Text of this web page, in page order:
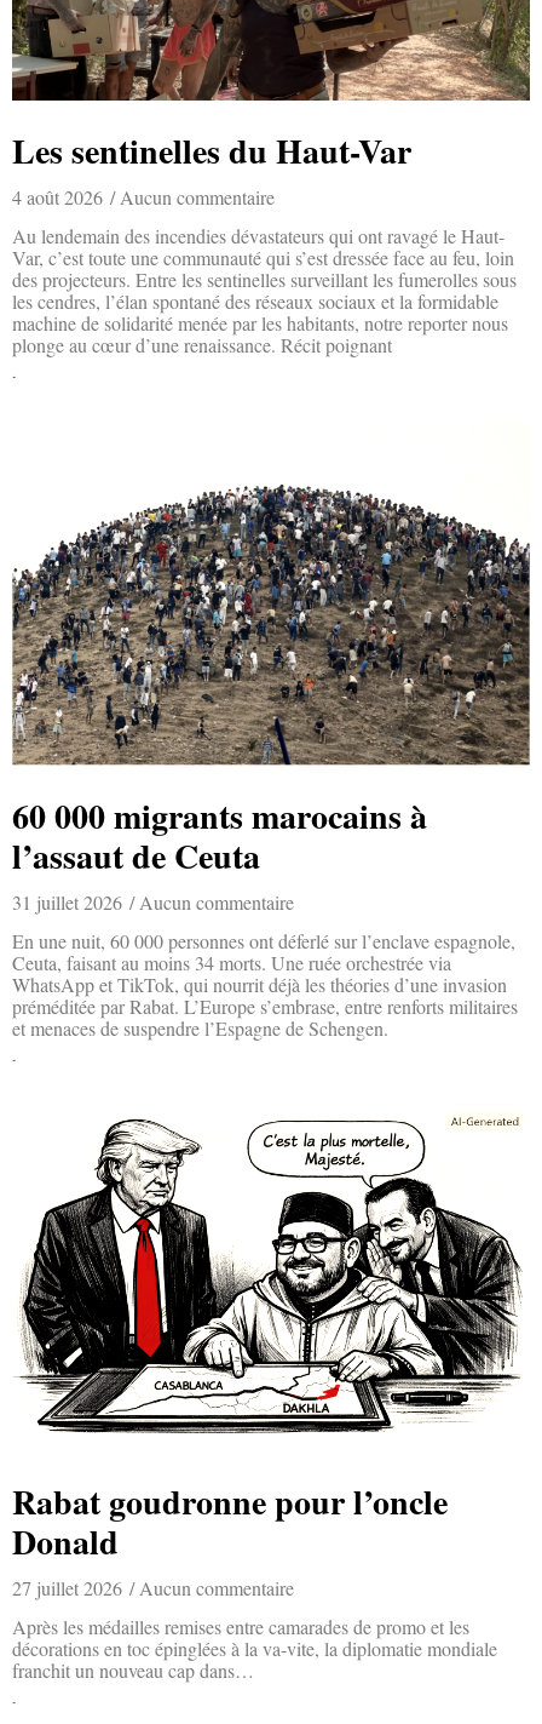
Les sentinelles du Haut-Var
4 août 2026
Aucun commentaire
Au lendemain des incendies dévastateurs qui ont ravagé le Haut-
Var, c’est toute une communauté qui s’est dressée face au feu, loin
des projecteurs. Entre les sentinelles surveillant les fumerolles sous
les cendres, l’élan spontané des réseaux sociaux et la formidable
machine de solidarité menée par les habitants, notre reporter nous
plonge au cœur d’une renaissance. Récit poignant
60 000 migrants marocains à
l’assaut de Ceuta
31 juillet 2026
Aucun commentaire
En une nuit, 60 000 personnes ont déferlé sur l’enclave espagnole,
Ceuta, faisant au moins 34 morts. Une ruée orchestrée via
WhatsApp et TikTok, qui nourrit déjà les théories d’une invasion
préméditée par Rabat. L’Europe s’embrase, entre renforts militaires
et menaces de suspendre l’Espagne de Schengen.
Rabat goudronne pour l’oncle
Donald
27 juillet 2026
Aucun commentaire
Après les médailles remises entre camarades de promo et les
décorations en toc épinglées à la va-vite, la diplomatie mondiale
franchit un nouveau cap dans…